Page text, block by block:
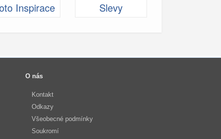
Inspirace Slevy
O nás
Kontakt
Odkazy
Všeobecné podmínky
Soukromí